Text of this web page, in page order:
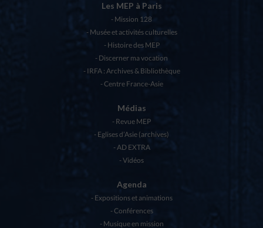
Les MEP à Paris
Mission 128
Musée et activités culturelles
Histoire des MEP
Discerner ma vocation
IRFA : Archives & Bibliothèque
Centre France-Asie
Médias
Revue MEP
Eglises d’Asie (archives)
AD EXTRA
Vidéos
Agenda
Expositions et animations
Conférences
Musique en mission